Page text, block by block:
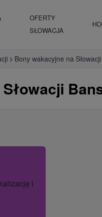
OFERTY
SŁOWACJA
Bony wakacyjne na Słowacji
lub nazwę hotelu.